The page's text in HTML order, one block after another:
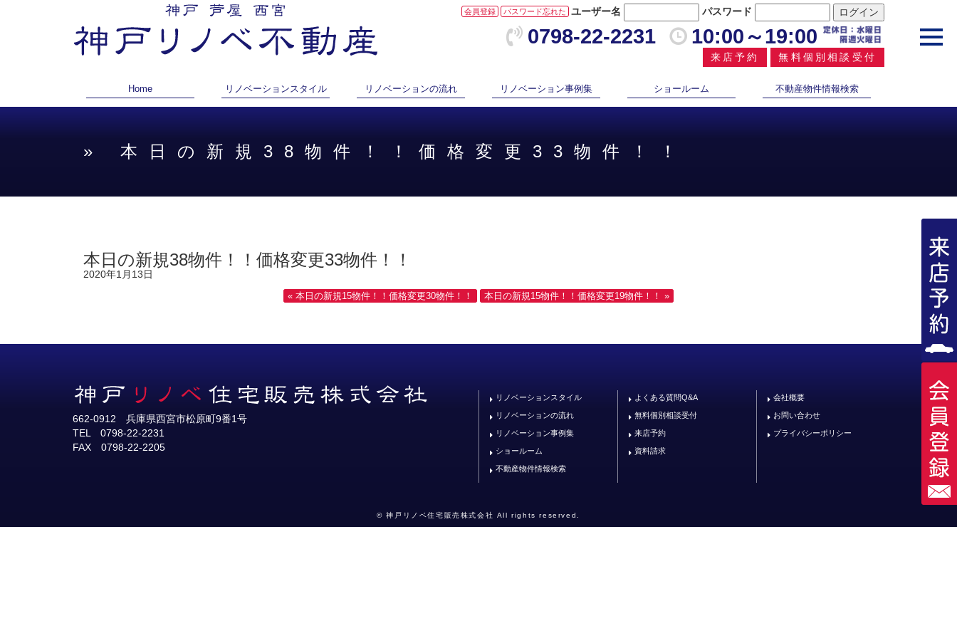
ユーザー名 パスワード
会員登録 パスワード忘れた
0798-22-2231 10:00～19:00
来店予約 無料個別相談受付
Home リノベーションスタイル リノベーションの流れ リノベーション事例集 ショールーム 不動産物件情報検索
» 本日の新規38物件！！価格変更33物件！！
本日の新規38物件！！価格変更33物件！！
2020年1月13日
« 本日の新規15物件！！価格変更30物件！！ 本日の新規15物件！！価格変更19物件！！ »
662-0912 兵庫県西宮市松原町9番1号
TEL 0798-22-2231
FAX 0798-22-2205
リノベーションスタイル
リノベーションの流れ
リノベーション事例集
ショールーム
不動産物件情報検索
よくある質問Q&A
無料個別相談受付
来店予約
資料請求
会社概要
お問い合わせ
プライバシーポリシー
© 神戸リノベ住宅販売株式会社 All rights reserved.